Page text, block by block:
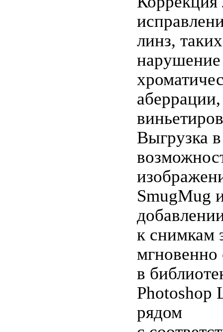
линз,
нарушение
аберрации,
Выгрузка
SmugMug
к снимкам
мгновенно
в
Photoshop
рядом